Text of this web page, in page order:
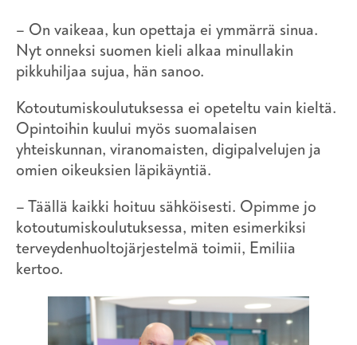
– On vaikeaa, kun opettaja ei ymmärrä sinua.
Nyt onneksi suomen kieli alkaa minullakin
pikkuhiljaa sujua, hän sanoo.
Kotoutumiskoulutuksessa ei opeteltu vain kieltä.
Opintoihin kuului myös suomalaisen
yhteiskunnan, viranomaisten, digipalvelujen ja
omien oikeuksien läpikäyntiä.
– Täällä kaikki hoituu sähköisesti. Opimme jo
kotoutumiskoulutuksessa, miten esimerkiksi
terveydenhuoltojärjestelmä toimii, Emiliia
kertoo.